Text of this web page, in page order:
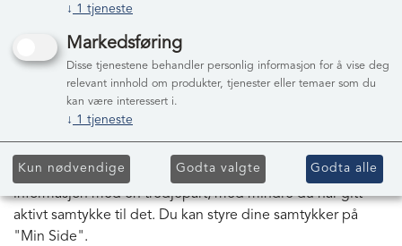
logget inn, handle, eller huske enkelte preferanser i
nettbutikken.
Brukerkonto
Ved å registrere seg opprettes en brukerkonto som du kan
adresse, ordrehistorikk og mer.Vi deler aldri din
informasjon med en tredjepart, med mindre du har gitt
aktivt samtykke til det. Du kan styre dine samtykker på
"Min Side".
↓ 1 tjeneste
Markedsføring
Disse tjenestene behandler personlig informasjon for å vise deg
relevant innhold om produkter, tjenester eller temaer som du
kan være interessert i.
↓ 1 tjeneste
Kun nødvendige Godta valgte Godta alle